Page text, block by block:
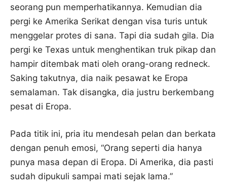
seorang pun memperhatikannya. Kemudian dia
pergi ke Amerika Serikat dengan visa turis untuk
menggelar protes di sana. Tapi dia sudah gila. Dia
pergi ke Texas untuk menghentikan truk pikap dan
hampir ditembak mati oleh orang-orang redneck.
Saking takutnya, dia naik pesawat ke Eropa
semalaman. Tak disangka, dia justru berkembang
pesat di Eropa.
Pada titik ini, pria itu mendesah pelan dan berkata
dengan penuh emosi, “Orang seperti dia hanya
punya masa depan di Eropa. Di Amerika, dia pasti
sudah dipukuli sampai mati sejak lama.”